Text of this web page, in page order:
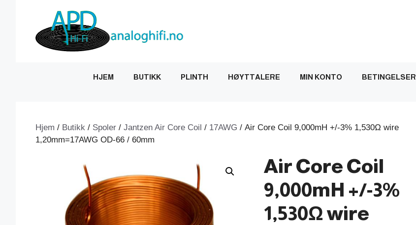
HJEM BUTIKK PLINTH HØYTTALERE MIN KONTO BETINGELSER
Hjem / Butikk / Spoler / Jantzen Air Core Coil / 17AWG / Air Core Coil 9,000mH +/-3% 1,530Ω wire
1,20mm=17AWG OD-66 / 60mm
Air Core Coil
9,000mH +/-3%
1,530Ω wire